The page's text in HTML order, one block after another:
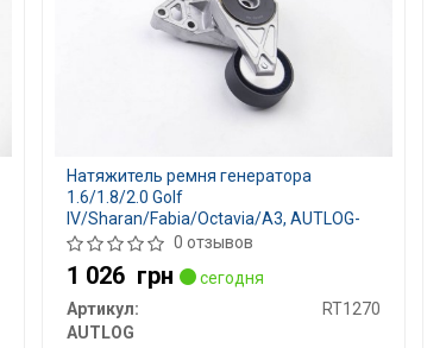
Натяжитель ремня генератора
1.6/1.8/2.0 Golf
IV/Sharan/Fabia/Octavia/A3, AUTLOG-
RT1270
0 отзывов
1 026 грн
сегодня
Артикул:
RT1270
AUTLOG